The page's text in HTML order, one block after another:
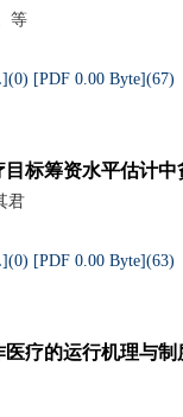
等
0) [PDF 0.00 Byte](67)
目标筹资水平估计
君
0) [PDF 0.00 Byte](63)
疗的运行机理与制